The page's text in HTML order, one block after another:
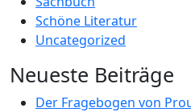
Schöne Literatur
Uncategorized
Neueste Beiträge
Der Fragebogen von